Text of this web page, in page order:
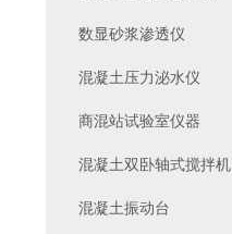
数显砂浆渗透仪
混凝土压力泌水仪
商混站试验室仪器
混凝土双卧轴式搅拌机
混凝土振动台